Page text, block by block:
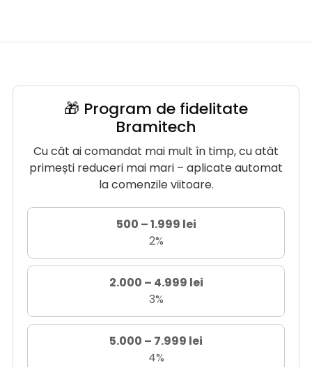
🎁 Program de fidelitate
Bramitech
Cu cât ai comandat mai mult în timp, cu atât
primești reduceri mai mari – aplicate automat
la comenzile viitoare.
500 – 1.999 lei
2%
2.000 – 4.999 lei
3%
5.000 – 7.999 lei
4%